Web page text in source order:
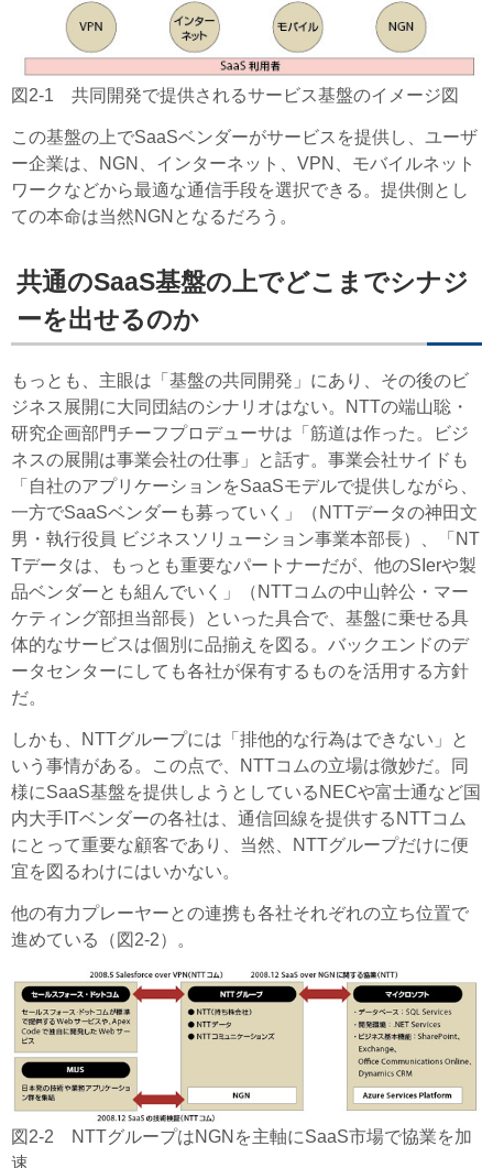
図2-1 共同開発で提供されるサービス基盤のイメージ図
この基盤の上でSaaSベンダーがサービスを提供し、ユーザ
ー企業は、NGN、インターネット、VPN、モバイルネット
ワークなどから最適な通信手段を選択できる。提供側とし
ての本命は当然NGNとなるだろう。
共通のSaaS基盤の上でどこまでシナジ
ーを出せるのか
もっとも、主眼は「基盤の共同開発」にあり、その後のビ
ジネス展開に大同団結のシナリオはない。NTTの端山聡・
研究企画部門チーフプロデューサは「筋道は作った。ビジ
ネスの展開は事業会社の仕事」と話す。事業会社サイドも
「自社のアプリケーションをSaaSモデルで提供しながら、
一方でSaaSベンダーも募っていく」（NTTデータの神田文
男・執行役員 ビジネスソリューション事業本部長）、「NT
Tデータは、もっとも重要なパートナーだが、他のSIerや製
品ベンダーとも組んでいく」（NTTコムの中山幹公・マー
ケティング部担当部長）といった具合で、基盤に乗せる具
体的なサービスは個別に品揃えを図る。バックエンドのデ
ータセンターにしても各社が保有するものを活用する方針
だ。
しかも、NTTグループには「排他的な行為はできない」と
いう事情がある。この点で、NTTコムの立場は微妙だ。同
様にSaaS基盤を提供しようとしているNECや富士通など国
内大手ITベンダーの各社は、通信回線を提供するNTTコム
にとって重要な顧客であり、当然、NTTグループだけに便
宜を図るわけにはいかない。
他の有力プレーヤーとの連携も各社それぞれの立ち位置で
進めている（図2-2）。
図2-2 NTTグループはNGNを主軸にSaaS市場で協業を加
速